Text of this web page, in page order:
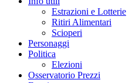
Estrazioni e Lotterie
Ritiri Alimentari
Scioperi
Personaggi
Politica
Elezioni
Osservatorio Prezzi